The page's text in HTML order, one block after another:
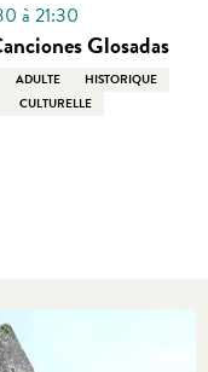
à 21:30
Glosadas
ADULTE
HISTORIQUE
CULTURELLE